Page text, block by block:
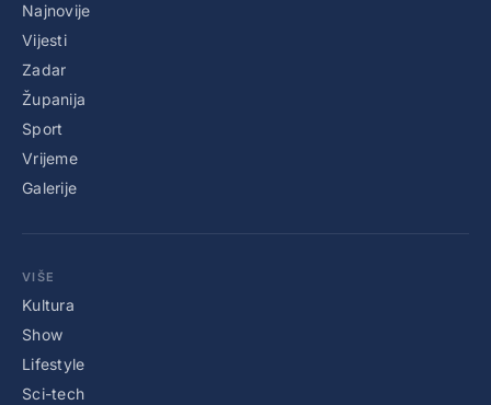
Najnovije
Vijesti
Zadar
Županija
Sport
Vrijeme
Galerije
VIŠE
Kultura
Show
Lifestyle
Sci-tech